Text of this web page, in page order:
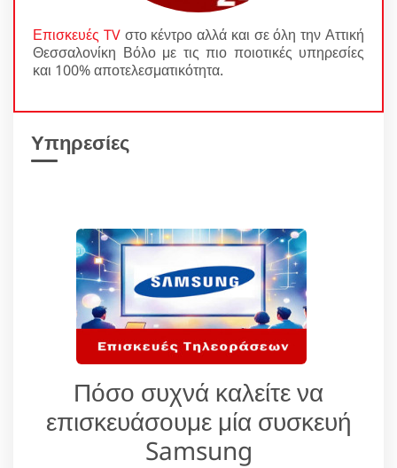
Επισκευές TVστο κέντρο αλλά και σε όλη την Αττική
Θεσσαλονίκη Βόλο με τις πιο ποιοτικές υπηρεσίες
και 100% αποτελεσματικότητα.
Υπηρεσίες
Πόσο συχνά καλείτε να
επισκευάσουμε μία συσκευή
Samsung